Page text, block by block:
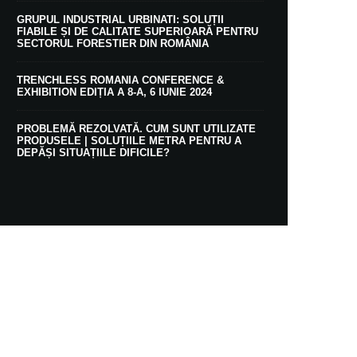
GRUPUL INDUSTRIAL URBINATI: SOLUȚII
FIABILE ȘI DE CALITATE SUPERIOARĂ PENTRU
SECTORUL FORESTIER DIN ROMÂNIA
TRENCHLESS ROMANIA CONFERENCE &
EXHIBITION EDIȚIA A 8-A, 6 IUNIE 2024
PROBLEMĂ REZOLVATĂ. CUM SUNT UTILIZATE
PRODUSELE | SOLUȚIILE METRA PENTRU A
DEPĂȘI SITUAȚIILE DIFICILE?